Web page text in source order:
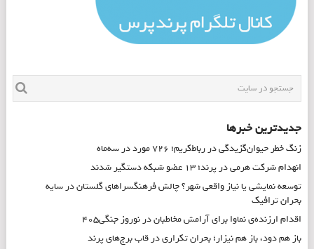
جدیدترین خبرها
زنگ خطر حیوان‌گزیدگی در رباط‌کریم؛ ۷۲۶ مورد در سه‌ماه
انهدام شرکت هرمی در پرند؛ ۱۳ عضو شبکه دستگیر شدند
توسعه نمایشی یا نیاز واقعی شهر؟ چالش فرهنگسراهای گلستان در سایه
بحران ترافیک
اقدام ارزنده‌ی نماوا برای آرامش مخاطبان در نوروز جنگی۴۰۵
باز هم دود، باز هم نیزار؛ بحران تکراری در قاب برج‌های پرند